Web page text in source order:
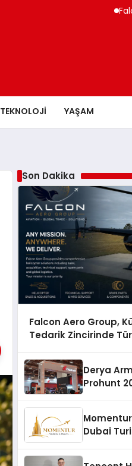
Falcon
TEKNOLOJI YAŞAM
Son Dakika
Falcon Aero Group,
Tedarik Zincirinde
Derya
Prohunt
Dubai